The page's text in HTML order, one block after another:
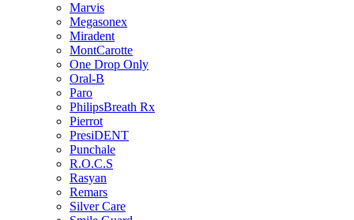
Marvis
Megasonex
Miradent
MontCarotte
One Drop Only
Oral-B
Paro
PhilipsBreath Rx
Pierrot
PresiDENT
Punchale
R.O.C.S
Rasyan
Remars
Silver Care